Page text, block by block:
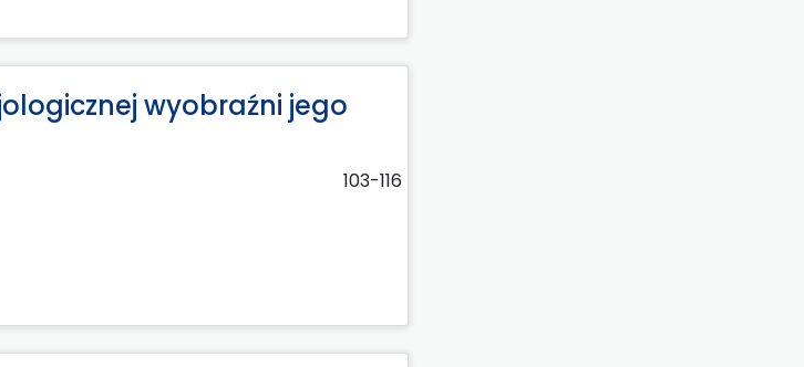
wyobraźni jego
103-116